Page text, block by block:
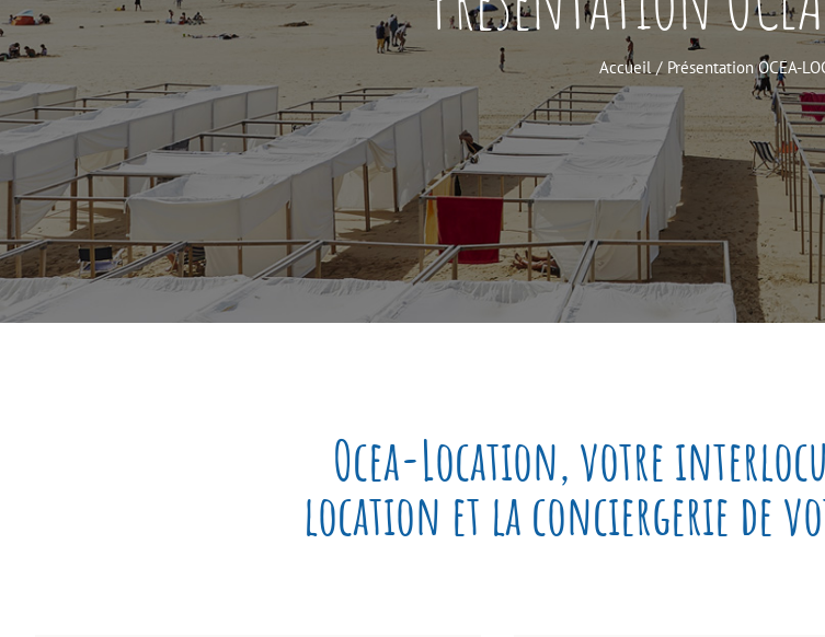
Accueil Présentation OCEA-
Ocea-Location, votre
location et la conciergerie de